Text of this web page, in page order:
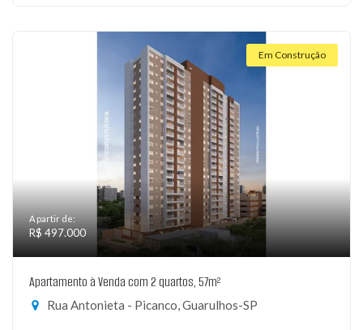
Em Construção
A partir de:
R$ 497.000
Apartamento à Venda com 2 quartos, 57m²
Rua Antonieta - Picanco, Guarulhos-SP